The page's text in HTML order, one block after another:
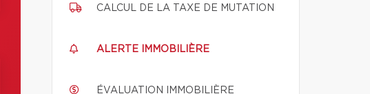
CALCUL DE LA TAXE DE MUTATION
ALERTE IMMOBILIÈRE
ÉVALUATION IMMOBILIÈRE